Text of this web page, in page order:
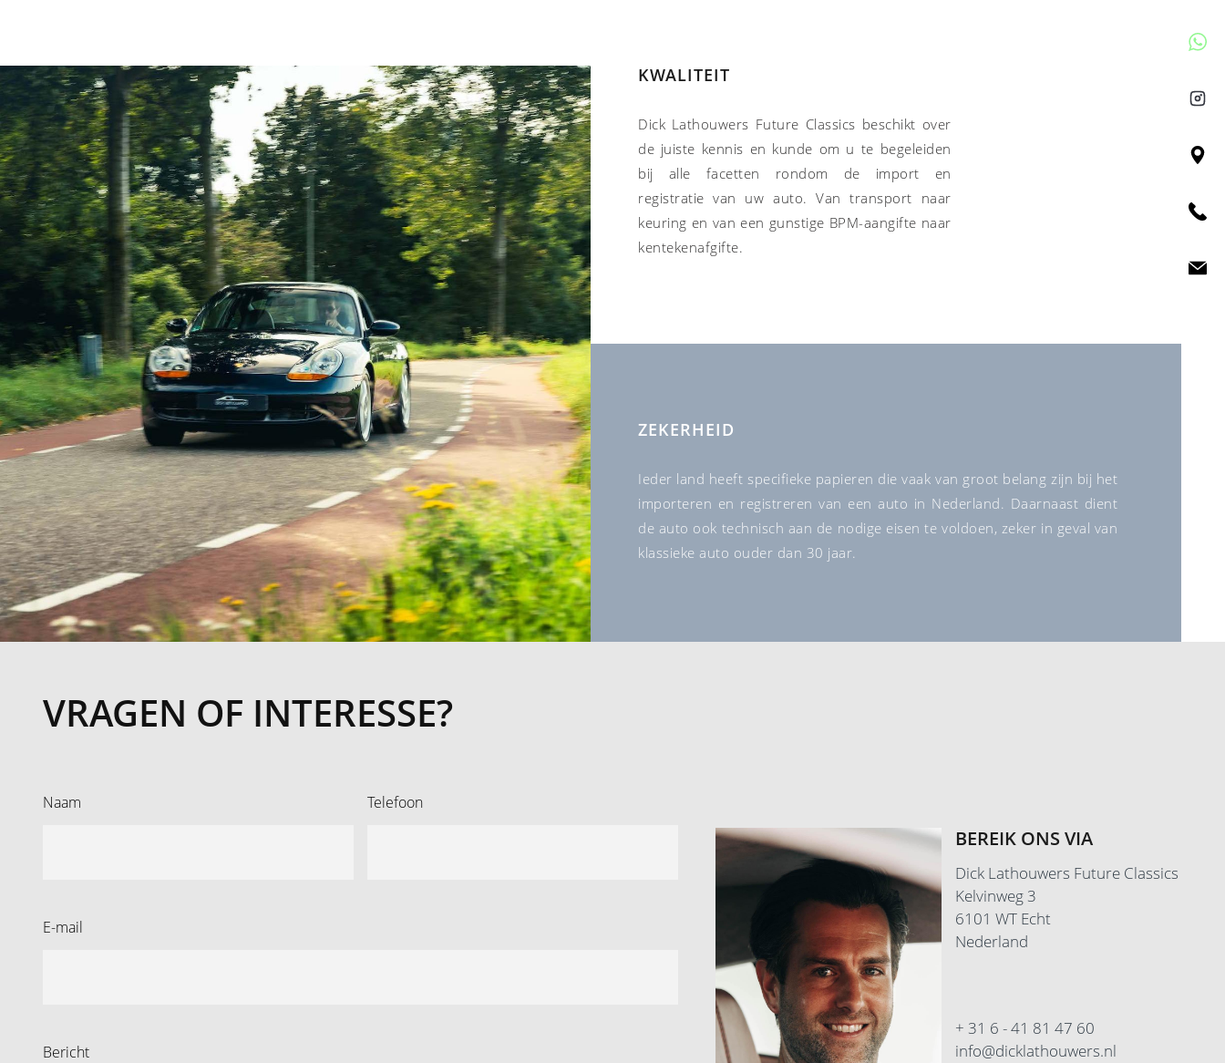
KWALITEIT
Dick Lathouwers Future Classics beschikt over
de juiste kennis en kunde om u te begeleiden
bij alle facetten rondom de import en
registratie van uw auto. Van transport naar
keuring en van een gunstige BPM-aangifte naar
kentekenafgifte.
ZEKERHEID
Ieder land heeft specifieke papieren die vaak van groot belang zijn bij het
importeren en registreren van een auto in Nederland. Daarnaast dient
de auto ook technisch aan de nodige eisen te voldoen, zeker in geval van
klassieke auto ouder dan 30 jaar.
VRAGEN OF INTERESSE?
BEREIK ONS VIA
Dick Lathouwers Future Classics
Kelvinweg 3
6101 WT Echt
Nederland
+ 31 6 - 41 81 47 60
info@dicklathouwers.nl
Naam Telefoon
E-mail
Bericht